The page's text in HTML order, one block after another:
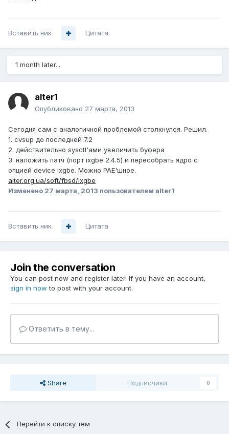
Вставить ник Цитата
1 month later...
alter1
Опубликовано 27 марта, 2013
Сегодня сам с аналогичной проблемой столкнулся. Решил.
1. cvsup до последней 7.2
2. действительно sysctl'ами увеличить буфера
3. наложить патч (порт ixgbe 2.4.5) и пересобрать ядро с
опцией device ixgbe. Можно PAE'шное.
alter.org.ua/soft/fbsd/ixgbe
Изменено 27 марта, 2013 пользователем alter1
Вставить ник Цитата
Join the conversation
You can post now and register later. If you have an account,
sign in now to post with your account.
Ответить в тему...
Share Подписчики 0
Перейти к списку тем